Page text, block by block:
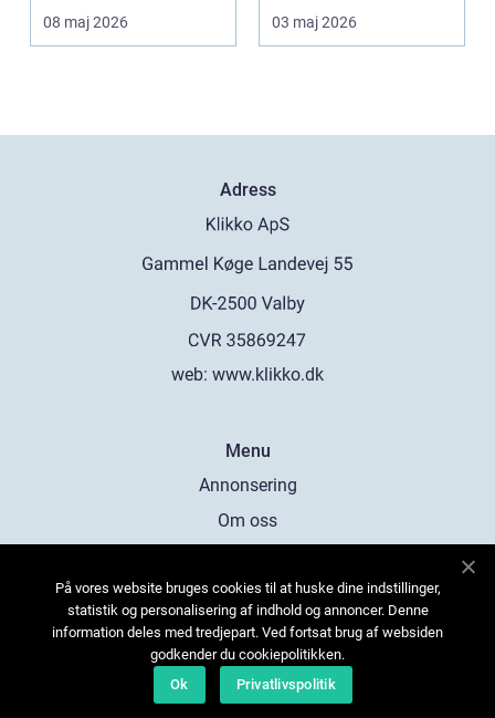
faktum. Det handlar ...
08 maj 2026
koncentration och
03 maj 2026
Adress
web: www.klikko.dk
Menu
Annonsering
Om oss
Kontakta oss
Sitemap
På vores website bruges cookies til at huske dine indstillinger,
statistik og personalisering af indhold og annoncer. Denne
information deles med tredjepart. Ved fortsat brug af websiden
godkender du cookiepolitikken.
Ok
Privatlivspolitik